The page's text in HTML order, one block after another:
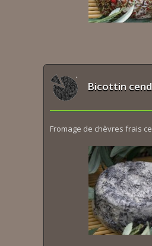
Bicottin
Fromage de chèvres frais